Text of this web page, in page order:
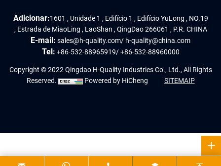
Adicionar:1601 , Unidade 1 , Edifício 1 , Edifício YuLong , NO.19
, Estrada de MiaoLing , LaoShan , QingDao 266061 , P.R. CHINA
E-mail: sales@h-quality.com/ h-quality@china.com
Tel: +86-532-88965919/+86-532-88960000
Copyright © 2022 Qingdao H-Quality Industries Co., Ltd., All Rights
Reserved.
Powered by HiCheng SITEMAIP